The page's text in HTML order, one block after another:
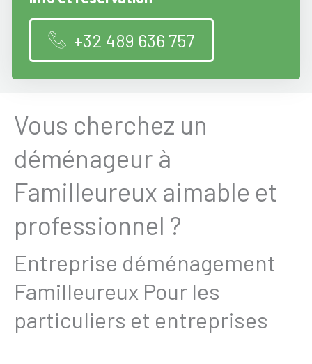
+32 489 636 757
Vous cherchez un
déménageur à
Familleureux aimable et
professionnel ?
Entreprise déménagement
Familleureux Pour les
particuliers et entreprises